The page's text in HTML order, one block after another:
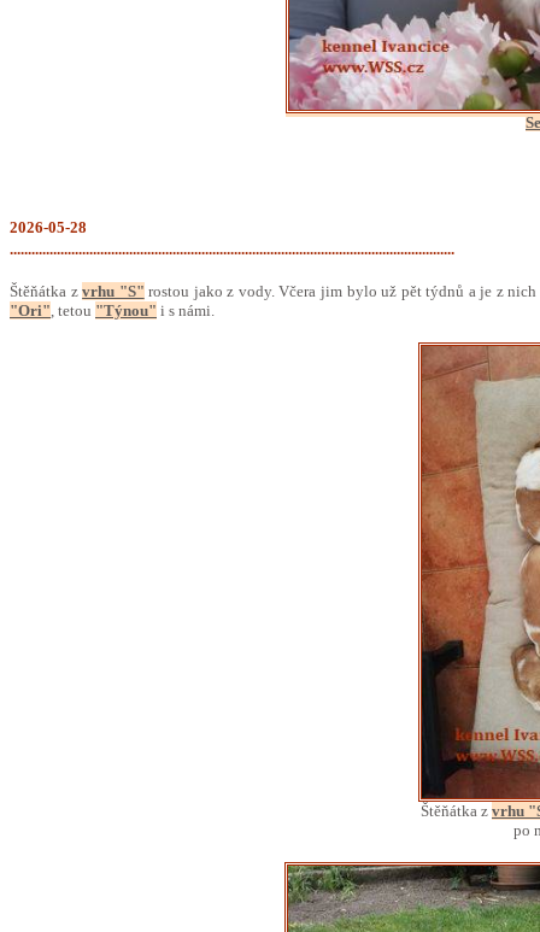
2026-05-28
...........................................................................................................................
Štěňátka zvrhu "S" rostou jako z vody. Včera jim bylo už pět týdnů a je z
"Ori", tetou "Týnou" i s námi.
Štěňátka z vrhu
po